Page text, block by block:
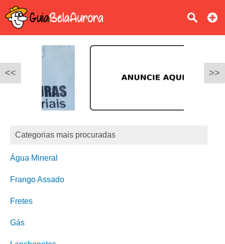
<< >>
Categorias mais procuradas
Água Mineral
Frango Assado
Fretes
Gás